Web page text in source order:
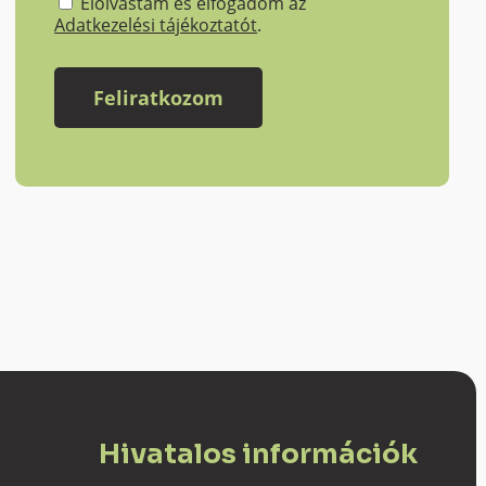
Adatkezelési tájékoztatót.
Hivatalos információk